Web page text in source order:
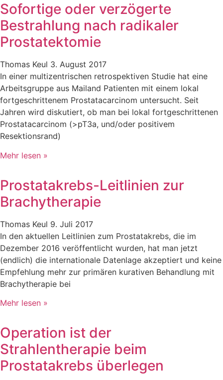
Sofortige oder verzögerte
Bestrahlung nach radikaler
Prostatektomie
Thomas Keul 3. August 2017
In einer multizentrischen retrospektiven Studie hat eine
Arbeitsgruppe aus Mailand Patienten mit einem lokal
fortgeschrittenem Prostatacarcinom untersucht. Seit
Jahren wird diskutiert, ob man bei lokal fortgeschrittenen
Prostatacarcinom (>pT3a, und/oder positivem
Resektionsrand)
Mehr lesen »
Prostatakrebs-Leitlinien zur
Brachytherapie
Thomas Keul 9. Juli 2017
In den aktuellen Leitlinien zum Prostatakrebs, die im
Dezember 2016 veröffentlicht wurden, hat man jetzt
(endlich) die internationale Datenlage akzeptiert und keine
Empfehlung mehr zur primären kurativen Behandlung mit
Brachytherapie bei
Mehr lesen »
Operation ist der
Strahlentherapie beim
Prostatakrebs überlegen